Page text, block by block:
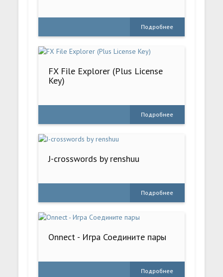
Подробнее
FX File Explorer (Plus License
Key)
Подробнее
J-crosswords by renshuu
Подробнее
Onnect - Игра Соедините пары
Подробнее